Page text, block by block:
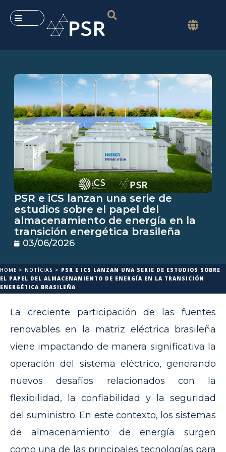
PSR e iCS lanzan una serie de
estudios sobre el papel del
almacenamiento de energía en la
transición energética brasileña
03/06/2026
HOME > NOTÍCIAS > PSR E ICS LANZAN UNA SERIE DE ESTUDIOS SOBRE
EL PAPEL DEL ALMACENAMIENTO DE ENERGÍA EN LA TRANSICIÓN
ENERGÉTICA BRASILEÑA
La creciente participación de las fuentes
renovables en la matriz eléctrica brasileña
viene impactando de manera significativa la
operación del sistema eléctrico, generando
nuevos desafíos relacionados con la
flexibilidad, la confiabilidad y la seguridad
del suministro. En este contexto, los sistemas
de almacenamiento de energía surgen
como una de las principales tecnologías para